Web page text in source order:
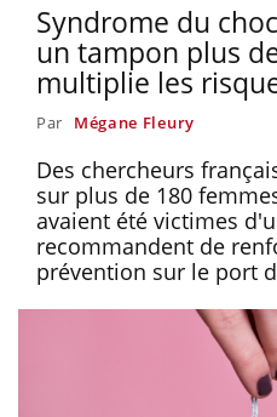
Syndrome du
un tampon plus
multiplie les
Par Mégane Fleury
Des chercheurs
sur plus de 180
avaient été victimes
recommandent de
prévention sur le port